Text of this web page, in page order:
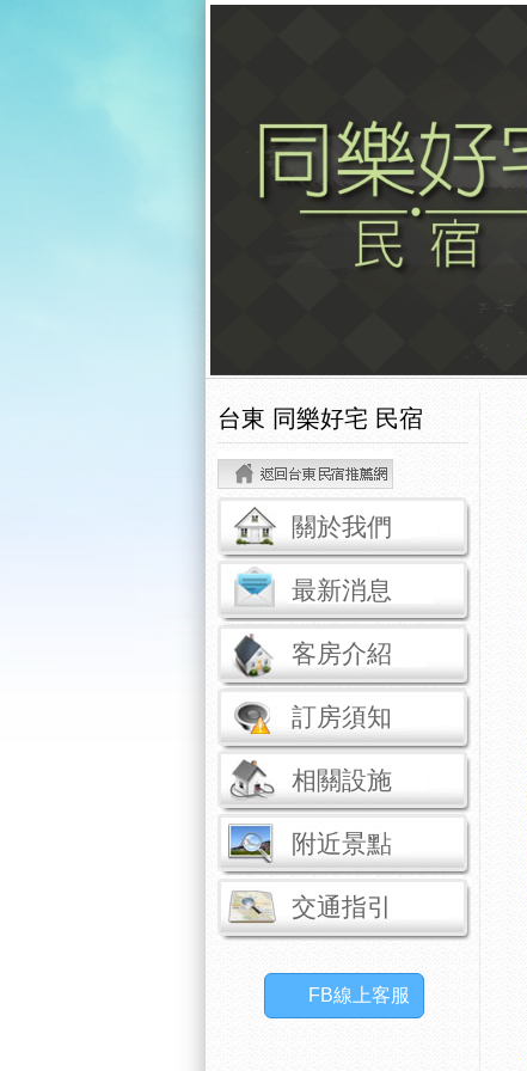
台東 同樂好宅 民宿
關於我們
最新消息
客房介紹
訂房須知
相關設施
附近景點
交通指引
FB線上客服